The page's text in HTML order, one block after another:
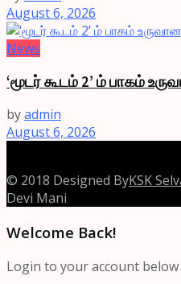
August 6, 2026
News
‘மூடர் கூடம் 2’ ம் பாகம்
byadmin
August 6, 2026
© 2018 Designed ByKSK
Devi Mani
Welcome Back!
Login to your account below